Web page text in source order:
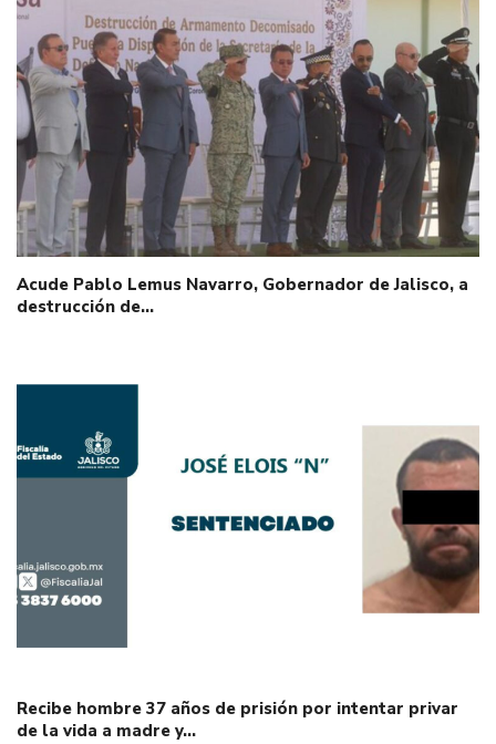
Acude Pablo Lemus Navarro, Gobernador de Jalisco, a
destrucción de…
Recibe hombre 37 años de prisión por intentar privar
de la vida a madre y…